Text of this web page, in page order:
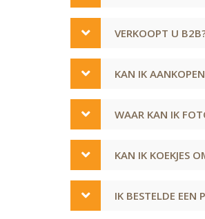
VERKOOPT U
KAN IK
WAAR KAN IK
KAN IK KOEKJES
IK BESTELDE EEN